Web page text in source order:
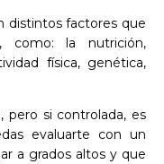
distintos factores que
como: la nutrición,
física, genética,
pero si controlada, es
evaluarte con un
a grados altos y que